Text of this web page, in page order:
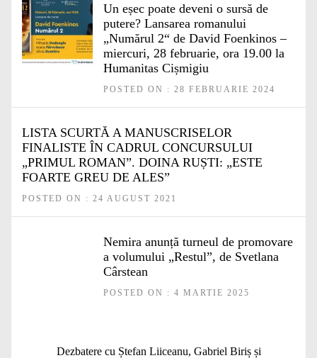
Un eșec poate deveni o sursă de
putere? Lansarea romanului
„Numărul 2“ de David Foenkinos –
miercuri, 28 februarie, ora 19.00 la
Humanitas Cișmigiu
POSTED ON : 28 FEBRUARIE 2024
LISTA SCURTĂ A MANUSCRISELOR
FINALISTE ÎN CADRUL CONCURSULUI
„PRIMUL ROMAN”. DOINA RUȘTI: „ESTE
FOARTE GREU DE ALES”
POSTED ON : 24 AUGUST 2021
Nemira anunță turneul de promovare
a volumului „Restul”, de Svetlana
Cârstean
POSTED ON : 4 MARTIE 2025
Articolul
Dezbatere cu Ștefan Liiceanu, Gabriel Biriș și